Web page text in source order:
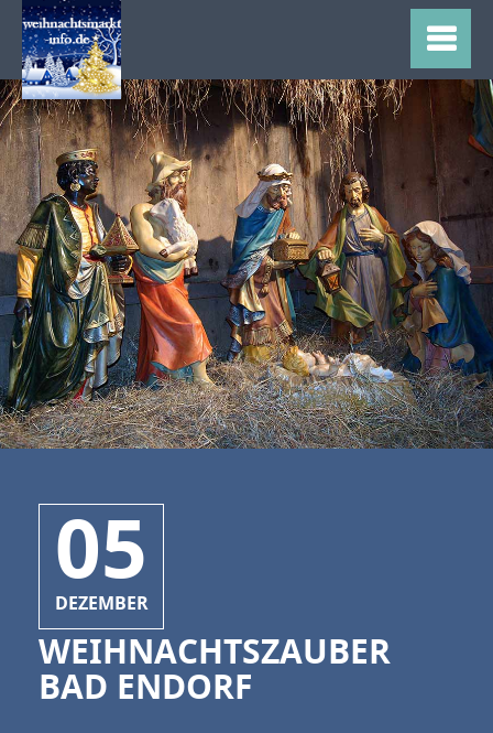
05
DEZEMBER
WEIHNACHTSZAUBER
BAD ENDORF